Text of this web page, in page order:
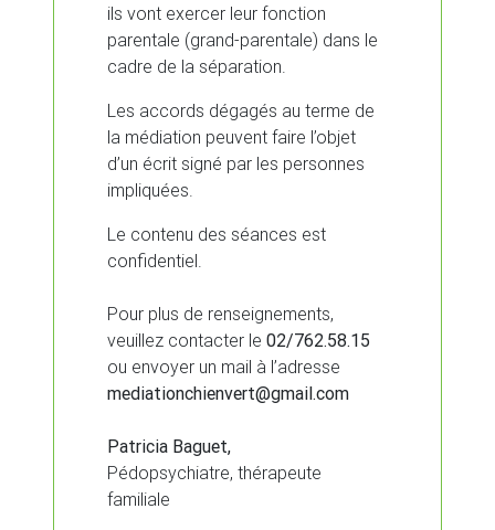
ils vont exercer leur fonction
parentale (grand-parentale) dans le
cadre de la séparation.
Les accords dégagés au terme de
la médiation peuvent faire l’objet
d’un écrit signé par les personnes
impliquées.
Le contenu des séances est
confidentiel.
Pour plus de renseignements,
veuillez contacter le 02/762.58.15
ou envoyer un mail à l’adresse
mediationchienvert@gmail.com
Patricia Baguet,
Pédopsychiatre, thérapeute
familiale